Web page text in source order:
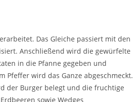
Das Gleiche passiert mit den
Anschließend wird die gewürfelte
in die Pfanne gegeben und
Pfeffer wird das Ganze abgeschmeckt.
der Burger belegt und die fruchtige
sowie Wedges